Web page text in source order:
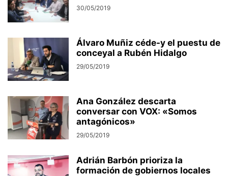
30/05/2019
Álvaro Muñiz céde-y el puestu de
conceyal a Rubén Hidalgo
29/05/2019
Ana González descarta
conversar con VOX: «Somos
antagónicos»
29/05/2019
Adrián Barbón prioriza la
formación de gobiernos locales